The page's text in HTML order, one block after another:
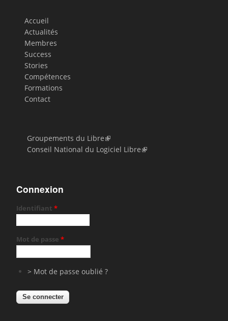
Accueil
Actualités
Membres
Success
Stories
Compétences
Formations
Contact
Groupements du Libre
Conseil National du Logiciel Libre
Connexion
Identifiant*
Mot de passe*
> Mot de passe oublié ?